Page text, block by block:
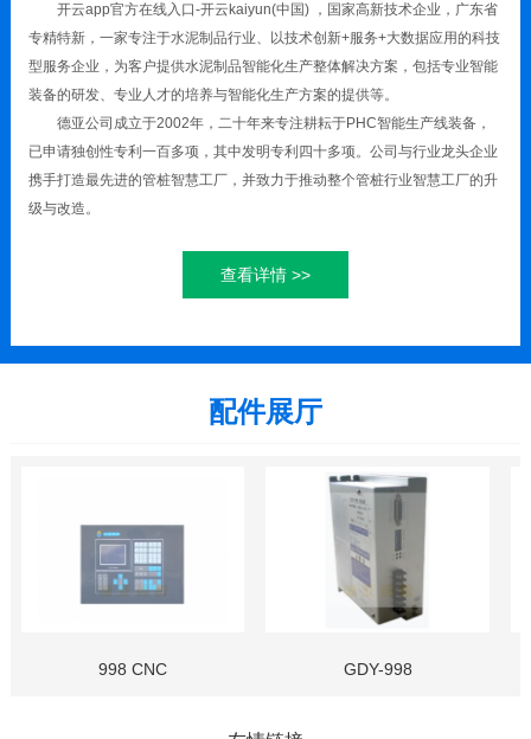
开云app官方在线入口-开云kaiyun(中国) ，国家高新技术企业，广东省
专精特新，一家专注于水泥制品行业、以技术创新+服务+大数据应用的科技
型服务企业，为客户提供水泥制品智能化生产整体解决方案，包括专业智能
装备的研发、专业人才的培养与智能化生产方案的提供等。
德亚公司成立于2002年，二十年来专注耕耘于PHC智能生产线装备，
已申请独创性专利一百多项，其中发明专利四十多项。公司与行业龙头企业
携手打造最先进的管桩智慧工厂，并致力于推动整个管桩行业智慧工厂的升
级与改造。
线、全自动裙板设备一体机、全自动合模/拆模机、全自动张拉机、全自动清
查看详情 >>
配件展厅
998 CNC GDY-998